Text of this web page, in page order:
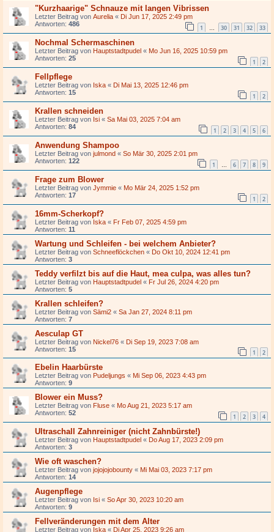
"Kurzhaarige" Schnauze mit langen Vibrissen
Letzter Beitrag von Aurelia « Di Jun 17, 2025 2:49 pm
Antworten: 486 1 … 30 31 32 33
Nochmal Schermaschinen
Letzter Beitrag von Hauptstadtpudel « Mo Jun 16, 2025 10:59 pm
Antworten: 25 1 2
Fellpflege
Letzter Beitrag von Iska « Di Mai 13, 2025 12:46 pm
Antworten: 15 1 2
Krallen schneiden
Letzter Beitrag von Isi « Sa Mai 03, 2025 7:04 am
Antworten: 84 1 2 3 4 5 6
Anwendung Shampoo
Letzter Beitrag von julmond « So Mär 30, 2025 2:01 pm
Antworten: 122 1 … 6 7 8 9
Frage zum Blower
Letzter Beitrag von Jymmie « Mo Mär 24, 2025 1:52 pm
Antworten: 17 1 2
16mm-Scherkopf?
Letzter Beitrag von Iska « Fr Feb 07, 2025 4:59 pm
Antworten: 11
Wartung und Schleifen - bei welchem Anbieter?
Letzter Beitrag von Schneeflöckchen « Do Okt 10, 2024 12:41 pm
Antworten: 3
Teddy verfilzt bis auf die Haut, mea culpa, was alles tun?
Letzter Beitrag von Hauptstadtpudel « Fr Jul 26, 2024 4:20 pm
Antworten: 5
Krallen schleifen?
Letzter Beitrag von Sämi2 « Sa Jan 27, 2024 8:11 pm
Antworten: 7
Aesculap GT
Letzter Beitrag von Nickel76 « Di Sep 19, 2023 7:08 am
Antworten: 15 1 2
Ebelin Haarbürste
Letzter Beitrag von Pudeljungs « Mi Sep 06, 2023 4:43 pm
Antworten: 9
Blower ein Muss?
Letzter Beitrag von Fluse « Mo Aug 21, 2023 5:17 am
Antworten: 52 1 2 3 4
Ultraschall Zahnreiniger (nicht Zahnbürste!)
Letzter Beitrag von Hauptstadtpudel « Do Aug 17, 2023 2:09 pm
Antworten: 3
Wie oft waschen?
Letzter Beitrag von jojojojobounty « Mi Mai 03, 2023 7:17 pm
Antworten: 14
Augenpflege
Letzter Beitrag von Isi « So Apr 30, 2023 10:20 am
Antworten: 9
Fellveränderungen mit dem Alter
Letzter Beitrag von Iska « Di Apr 25, 2023 9:26 am